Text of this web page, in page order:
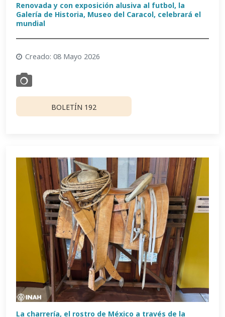
Renovada y con exposición alusiva al futbol, la
Galería de Historia, Museo del Caracol, celebrará el
mundial
Creado: 08 Mayo 2026
BOLETÍN 192
La charrería, el rostro de México a través de la